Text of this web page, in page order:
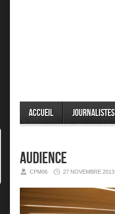
Accueil Journalistes
audience
CPM06 27 NOVEMBRE 2013